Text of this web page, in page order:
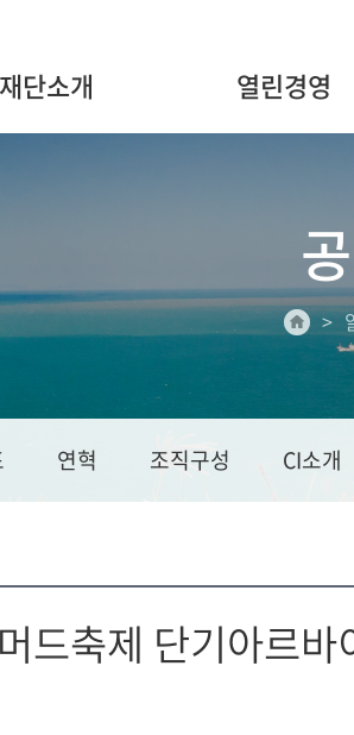
재단소개 열린경영
연혁 조직구성 CI소개
드축제 단기아르바